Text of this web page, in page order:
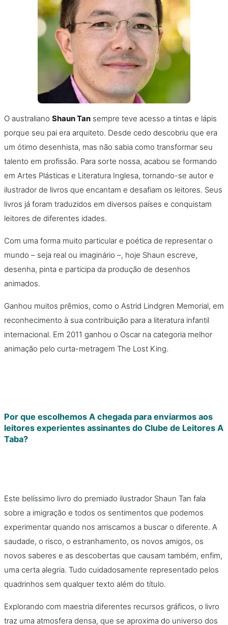
O australiano Shaun Tan sempre teve acesso a tintas e lápis
porque seu pai era arquiteto. Desde cedo descobriu que era
um ótimo desenhista, mas não sabia como transformar seu
talento em profissão. Para sorte nossa, acabou se formando
em Artes Plásticas e Literatura Inglesa, tornando-se autor e
ilustrador de livros que encantam e desafiam os leitores. Seus
livros já foram traduzidos em diversos países e conquistam
leitores de diferentes idades.
Com uma forma muito particular e poética de representar o
mundo – seja real ou imaginário –, hoje Shaun escreve,
desenha, pinta e participa da produção de desenhos
animados.
Ganhou muitos prêmios, como o Astrid Lindgren Memorial, em
reconhecimento à sua contribuição para a literatura infantil
internacional. Em 2011 ganhou o Oscar na categoria melhor
animação pelo curta-metragem The Lost King.
Por que escolhemos A chegada para enviarmos aos
leitores experientes assinantes do Clube de Leitores A
Taba?
Este belíssimo livro do premiado ilustrador Shaun Tan fala
sobre a imigração e todos os sentimentos que podemos
experimentar quando nos arriscamos a buscar o diferente. A
saudade, o risco, o estranhamento, os novos amigos, os
novos saberes e as descobertas que causam também, enfim,
uma certa alegria. Tudo cuidadosamente representado pelos
quadrinhos sem qualquer texto além do título.
Explorando com maestria diferentes recursos gráficos, o livro
traz uma atmosfera densa, que se aproxima do universo dos